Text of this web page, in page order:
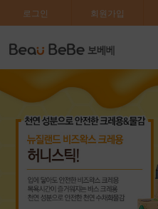
로그인 회원가입